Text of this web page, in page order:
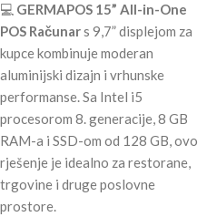
💻 GERMAPOS 15” All-in-One
POS Računars 9,7” displejom za
kupce kombinuje moderan
aluminijski dizajn i vrhunske
performanse. Sa Intel i5
procesorom 8. generacije, 8 GB
RAM-a i SSD-om od 128 GB, ovo
rješenje je idealno za restorane,
trgovine i druge poslovne
prostore.